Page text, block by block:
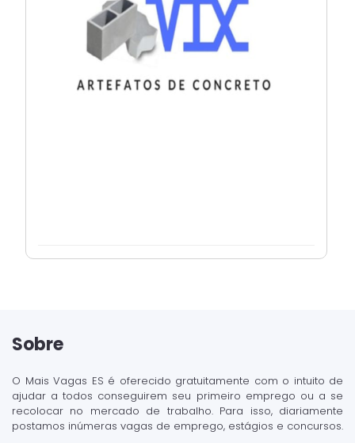
Sobre
O Mais Vagas ES é oferecido gratuitamente com o intuito de
ajudar a todos conseguirem seu primeiro emprego ou a se
recolocar no mercado de trabalho. Para isso, diariamente
postamos inúmeras vagas de emprego, estágios e concursos.